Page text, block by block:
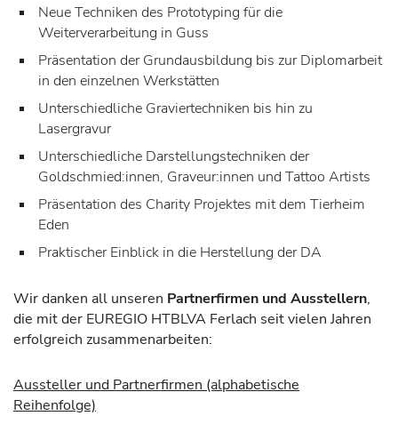
Neue Techniken des Prototyping für die
Weiterverarbeitung in Guss
Präsentation der Grundausbildung bis zur Diplomarbeit
in den einzelnen Werkstätten
Unterschiedliche Graviertechniken bis hin zu
Lasergravur
Unterschiedliche Darstellungstechniken der
Goldschmied:innen, Graveur:innen und Tattoo Artists
Präsentation des Charity Projektes mit dem Tierheim
Eden
Praktischer Einblick in die Herstellung der DA
Wir danken all unseren Partnerfirmen und Ausstellern,
die mit der EUREGIO HTBLVA Ferlach seit vielen Jahren
erfolgreich zusammenarbeiten:
Aussteller und Partnerfirmen (alphabetische
Reihenfolge)